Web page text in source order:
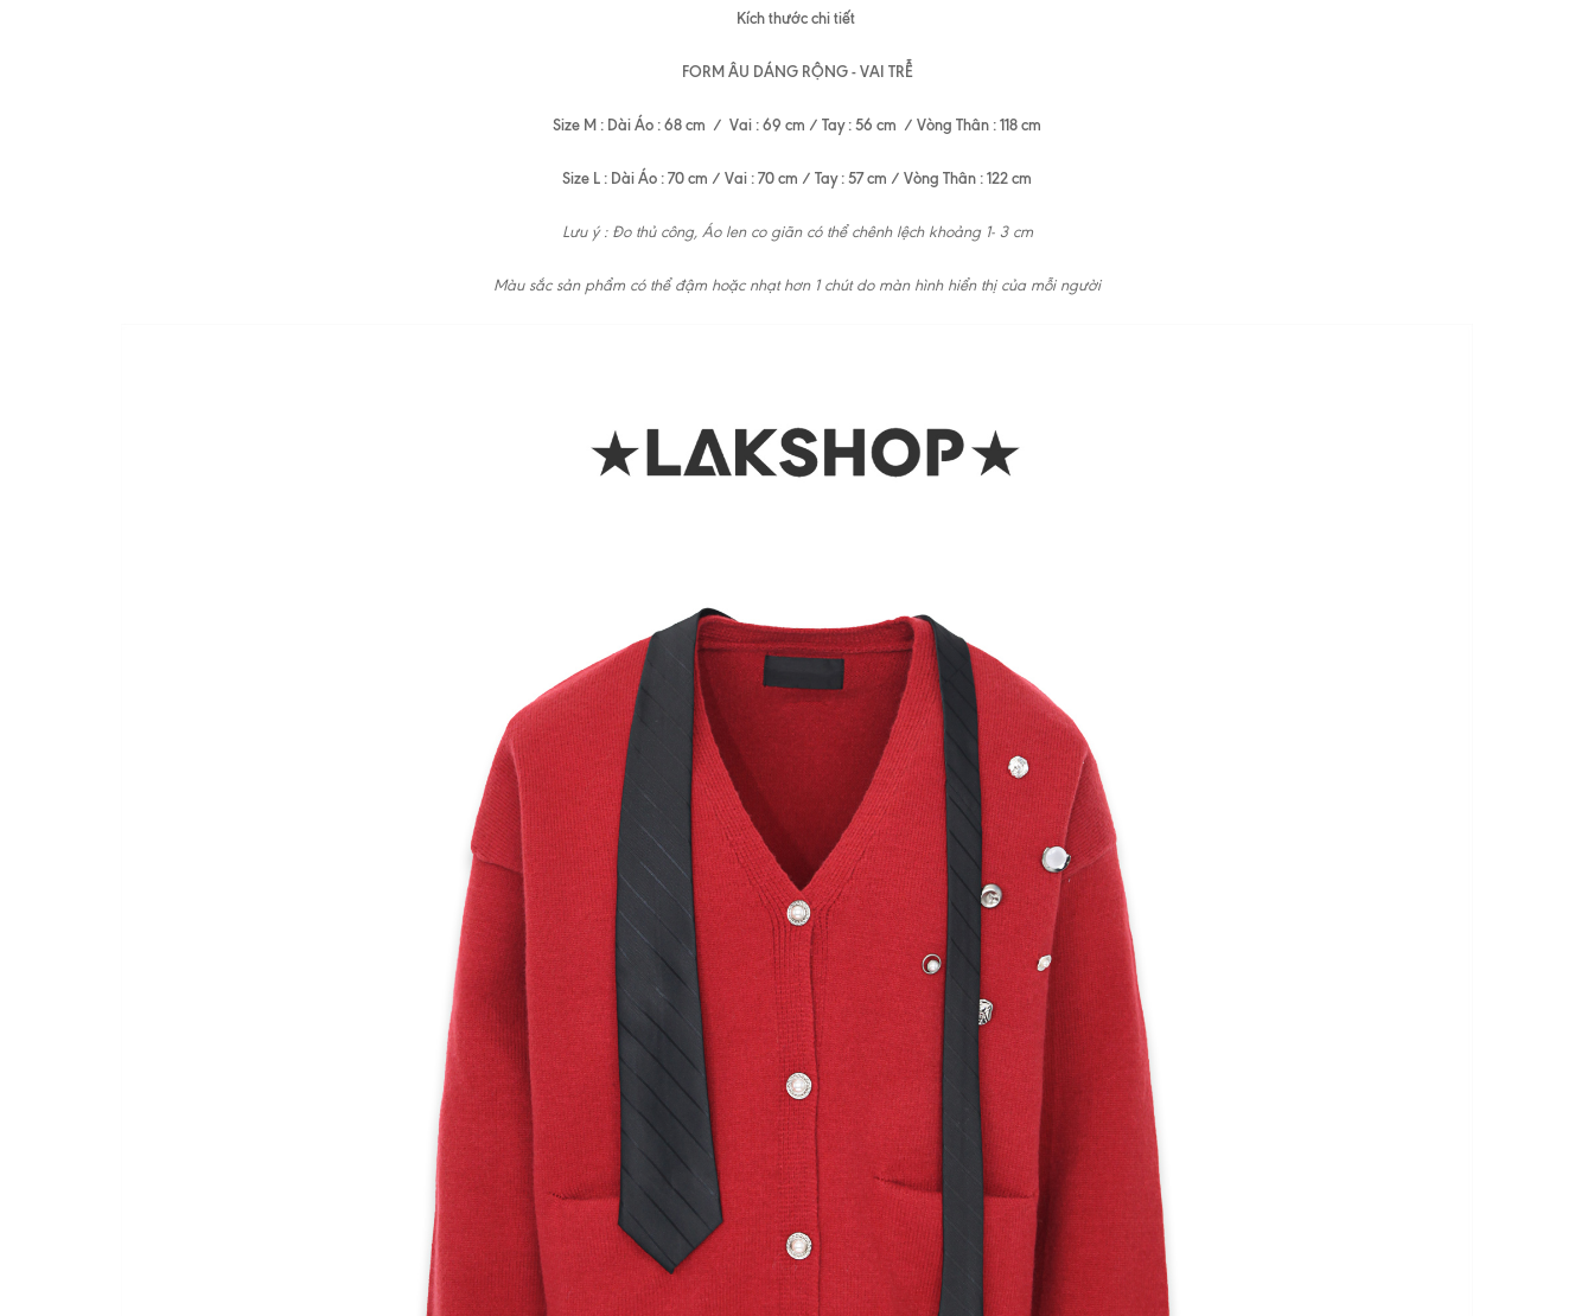
Kích thước chi tiết
FORM ÂU DÁNG RỘNG - VAI TRỄ
Size M : Dài Áo : 68 cm / Vai : 69 cm / Tay : 56 cm / Vòng Thân : 118 cm
Size L : Dài Áo : 70 cm / Vai : 70 cm / Tay : 57 cm / Vòng Thân : 122 cm
Lưu ý : Đo thủ công, Áo len co giãn có thể chênh lệch khoảng 1- 3 cm
Màu sắc sản phẩm có thể đậm hoặc nhạt hơn 1 chút do màn hình hiển thị của mỗi người